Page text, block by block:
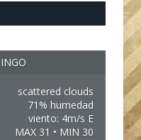
scattered clouds
71% humedad
viento: 4m/s E
MAX 31 • MIN 30